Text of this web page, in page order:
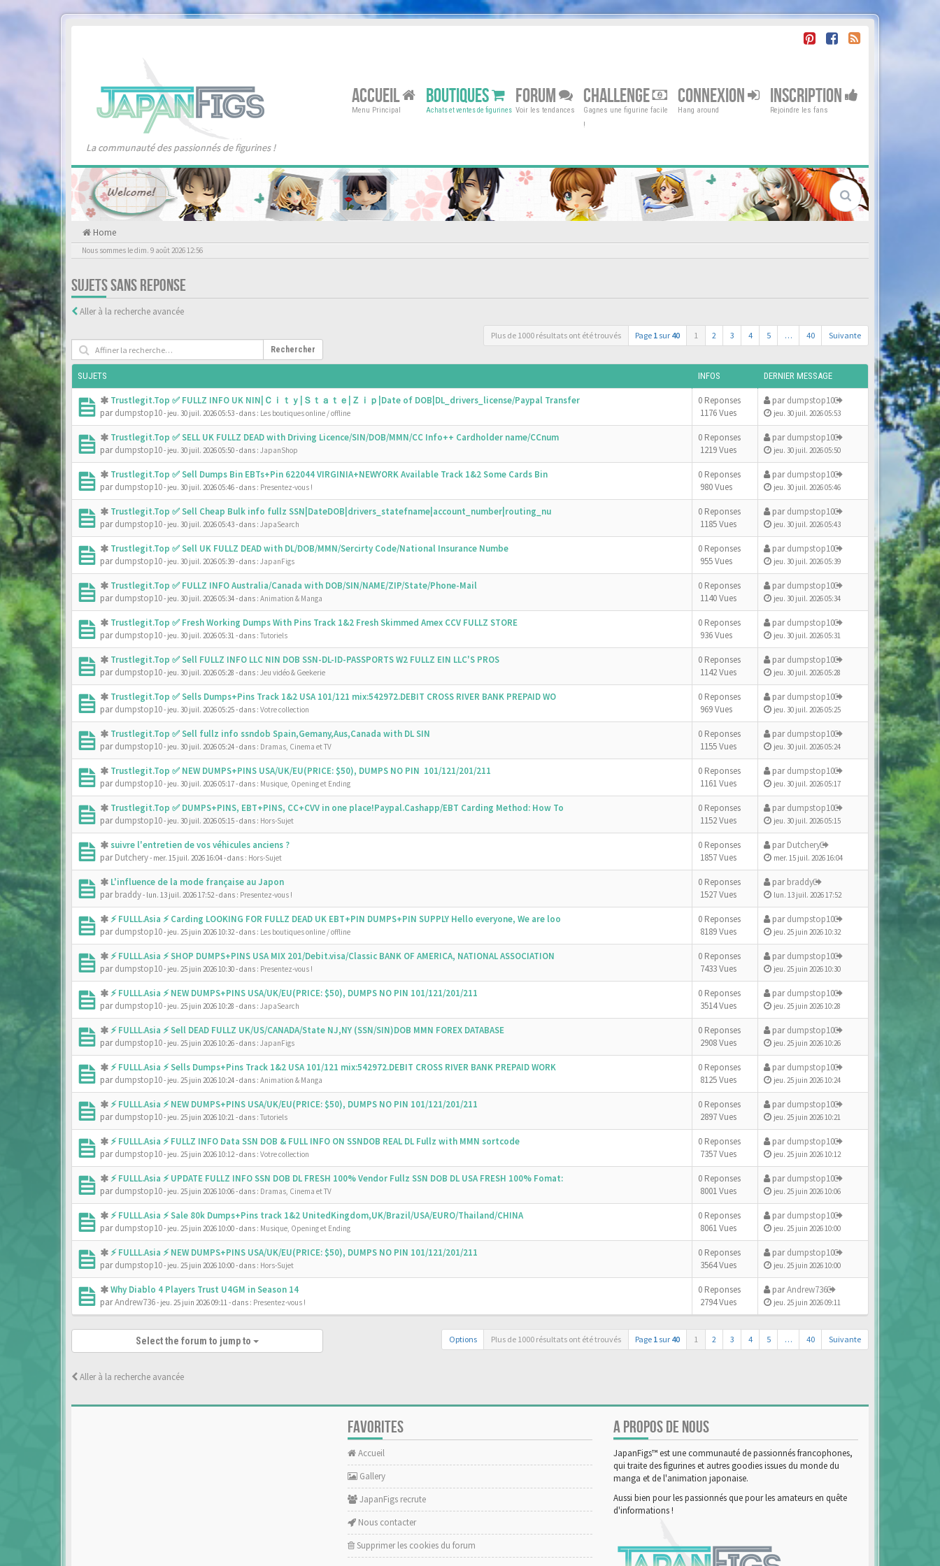
La communauté des passionnés de figurines !
ACCUEIL
Menu Principal
BOUTIQUES
Achats et ventes de figurines
FORUM
Voir les tendances
CHALLENGE
Gagnes une figurine facile
!
CONNEXION
Hang around
INSCRIPTION
Rejoindre les fans
Home
Nous sommes le dim. 9 août 2026 12:56
SUJETS SANS REPONSE
Aller à la recherche avancée
Rechercher
Plus de 1000 résultats ont été trouvés Page 1 sur 40 1 2 3 4 5 … 40 Suivante
SUJETS INFOS DERNIER MESSAGE
Trustlegit.Top ✅ FULLZ INFO UK NIN|Ｃｉｔｙ|Ｓｔａｔｅ|Ｚｉｐ|Date of DOB|DL_drivers_license/Paypal Transfer
pardumpstop10- jeu. 30 juil. 2026 05:53- dans : Les boutiques online / offline
0 Reponses
1176 Vues
pardumpstop10
jeu. 30 juil. 2026 05:53
Trustlegit.Top ✅ SELL UK FULLZ DEAD with Driving Licence/SIN/DOB/MMN/CC Info++ Cardholder name/CCnum
pardumpstop10- jeu. 30 juil. 2026 05:50- dans : JapanShop
0 Reponses
1219 Vues
pardumpstop10
jeu. 30 juil. 2026 05:50
Trustlegit.Top ✅ Sell Dumps Bin EBTs+Pin 622044 VIRGINIA+NEWYORK Available Track 1&2 Some Cards Bin
pardumpstop10- jeu. 30 juil. 2026 05:46- dans : Presentez-vous !
0 Reponses
980 Vues
pardumpstop10
jeu. 30 juil. 2026 05:46
Trustlegit.Top ✅ Sell Cheap Bulk info fullz SSN|DateDOB|drivers_statefname|account_number|routing_nu
pardumpstop10- jeu. 30 juil. 2026 05:43- dans : JapaSearch
0 Reponses
1185 Vues
pardumpstop10
jeu. 30 juil. 2026 05:43
Trustlegit.Top ✅ Sell UK FULLZ DEAD with DL/DOB/MMN/Sercirty Code/National Insurance Numbe
pardumpstop10- jeu. 30 juil. 2026 05:39- dans : JapanFigs
0 Reponses
955 Vues
pardumpstop10
jeu. 30 juil. 2026 05:39
Trustlegit.Top ✅ FULLZ INFO Australia/Canada with DOB/SIN/NAME/ZIP/State/Phone-Mail
pardumpstop10- jeu. 30 juil. 2026 05:34- dans : Animation & Manga
0 Reponses
1140 Vues
pardumpstop10
jeu. 30 juil. 2026 05:34
Trustlegit.Top ✅ Fresh Working Dumps With Pins Track 1&2 Fresh Skimmed Amex CCV FULLZ STORE
pardumpstop10- jeu. 30 juil. 2026 05:31- dans : Tutoriels
0 Reponses
936 Vues
pardumpstop10
jeu. 30 juil. 2026 05:31
Trustlegit.Top ✅ Sell FULLZ INFO LLC NIN DOB SSN-DL-ID-PASSPORTS W2 FULLZ EIN LLC'S PROS
pardumpstop10- jeu. 30 juil. 2026 05:28 - dans : Jeu vidéo & Geekerie
0 Reponses
1142 Vues
pardumpstop10
jeu. 30 juil. 2026 05:28
Trustlegit.Top ✅ Sells Dumps+Pins Track 1&2 USA 101/121 mix:542972.DEBIT CROSS RIVER BANK PREPAID WO
pardumpstop10- jeu. 30 juil. 2026 05:25- dans : Votre collection
0 Reponses
969 Vues
pardumpstop10
jeu. 30 juil. 2026 05:25
Trustlegit.Top ✅ Sell fullz info ssndob Spain,Gemany,Aus,Canada with DL SIN
pardumpstop10- jeu. 30 juil. 2026 05:24- dans : Dramas, Cinema et TV
0 Reponses
1155 Vues
pardumpstop10
jeu. 30 juil. 2026 05:24
Trustlegit.Top ✅ NEW DUMPS+PINS USA/UK/EU(PRICE: $50), DUMPS NO PIN 101/121/201/211
pardumpstop10- jeu. 30 juil. 2026 05:17- dans : Musique, Opening et Ending
0 Reponses
1161 Vues
pardumpstop10
jeu. 30 juil. 2026 05:17
Trustlegit.Top ✅ DUMPS+PINS, EBT+PINS, CC+CVV in one place!Paypal.Cashapp/EBT Carding Method: How To
pardumpstop10- jeu. 30 juil. 2026 05:15- dans : Hors-Sujet
0 Reponses
1152 Vues
pardumpstop10
jeu. 30 juil. 2026 05:15
suivre l'entretien de vos véhicules anciens ?
parDutchery- mer. 15 juil. 2026 16:04- dans : Hors-Sujet
0 Reponses
1857 Vues
parDutchery
mer. 15 juil. 2026 16:04
L'influence de la mode française au Japon
parbraddy- lun. 13 juil. 2026 17:52- dans : Presentez-vous !
0 Reponses
1527 Vues
parbraddy
lun. 13 juil. 2026 17:52
⚡ FULLL.Asia ⚡ Carding LOOKING FOR FULLZ DEAD UK EBT+PIN DUMPS+PIN SUPPLY Hello everyone, We are loo
pardumpstop10- jeu. 25 juin 2026 10:32- dans : Les boutiques online / offline
0 Reponses
8189 Vues
pardumpstop10
jeu. 25 juin 2026 10:32
⚡ FULLL.Asia ⚡ SHOP DUMPS+PINS USA MIX 201/Debit.visa/Classic BANK OF AMERICA, NATIONAL ASSOCIATION
pardumpstop10- jeu. 25 juin 2026 10:30- dans : Presentez-vous !
0 Reponses
7433 Vues
pardumpstop10
jeu. 25 juin 2026 10:30
⚡ FULLL.Asia ⚡ NEW DUMPS+PINS USA/UK/EU(PRICE: $50), DUMPS NO PIN 101/121/201/211
pardumpstop10- jeu. 25 juin 2026 10:28 - dans : JapaSearch
0 Reponses
3514 Vues
pardumpstop10
jeu. 25 juin 2026 10:28
⚡ FULLL.Asia ⚡ Sell DEAD FULLZ UK/US/CANADA/State NJ,NY (SSN/SIN)DOB MMN FOREX DATABASE
pardumpstop10- jeu. 25 juin 2026 10:26- dans : JapanFigs
0 Reponses
2908 Vues
pardumpstop10
jeu. 25 juin 2026 10:26
⚡ FULLL.Asia ⚡ Sells Dumps+Pins Track 1&2 USA 101/121 mix:542972.DEBIT CROSS RIVER BANK PREPAID WORK
pardumpstop10- jeu. 25 juin 2026 10:24- dans : Animation & Manga
0 Reponses
8125 Vues
pardumpstop10
jeu. 25 juin 2026 10:24
⚡ FULLL.Asia ⚡ NEW DUMPS+PINS USA/UK/EU(PRICE: $50), DUMPS NO PIN 101/121/201/211
pardumpstop10- jeu. 25 juin 2026 10:21- dans : Tutoriels
0 Reponses
2897 Vues
pardumpstop10
jeu. 25 juin 2026 10:21
⚡ FULLL.Asia ⚡ FULLZ INFO Data SSN DOB & FULL INFO ON SSNDOB REAL DL Fullz with MMN sortcode
pardumpstop10- jeu. 25 juin 2026 10:12- dans : Votre collection
0 Reponses
7357 Vues
pardumpstop10
jeu. 25 juin 2026 10:12
⚡ FULLL.Asia ⚡ UPDATE FULLZ INFO SSN DOB DL FRESH 100% Vendor Fullz SSN DOB DL USA FRESH 100% Fomat:
pardumpstop10- jeu. 25 juin 2026 10:06- dans : Dramas, Cinema et TV
0 Reponses
8001 Vues
pardumpstop10
jeu. 25 juin 2026 10:06
⚡ FULLL.Asia ⚡ Sale 80k Dumps+Pins track 1&2 UnitedKingdom,UK/Brazil/USA/EURO/Thailand/CHINA
pardumpstop10- jeu. 25 juin 2026 10:00- dans : Musique, Opening et Ending
0 Reponses
8061 Vues
pardumpstop10
jeu. 25 juin 2026 10:00
⚡ FULLL.Asia ⚡ NEW DUMPS+PINS USA/UK/EU(PRICE: $50), DUMPS NO PIN 101/121/201/211
pardumpstop10- jeu. 25 juin 2026 10:00- dans : Hors-Sujet
0 Reponses
3564 Vues
pardumpstop10
jeu. 25 juin 2026 10:00
Why Diablo 4 Players Trust U4GM in Season 14
parAndrew736- jeu. 25 juin 2026 09:11- dans : Presentez-vous !
0 Reponses
2794 Vues
parAndrew736
jeu. 25 juin 2026 09:11
Options Plus de 1000 résultats ont été trouvés Page 1 sur 40 1 2 3 4 5 … 40 Suivante
Select the forum to jump to
Aller à la recherche avancée
FAVORITES
Accueil
Gallery
JapanFigs recrute
Nous contacter
Supprimer les cookies du forum
A PROPOS DE NOUS
JapanFigs™ est une communauté de passionnés francophones,
qui traite des figurines et autres goodies issues du monde du
manga et de l'animation japonaise.
Aussi bien pour les passionnés que pour les amateurs en quête
d'informations !